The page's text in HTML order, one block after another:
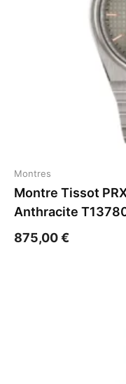
Montres
Montre Tissot
Anthracite
875,00€